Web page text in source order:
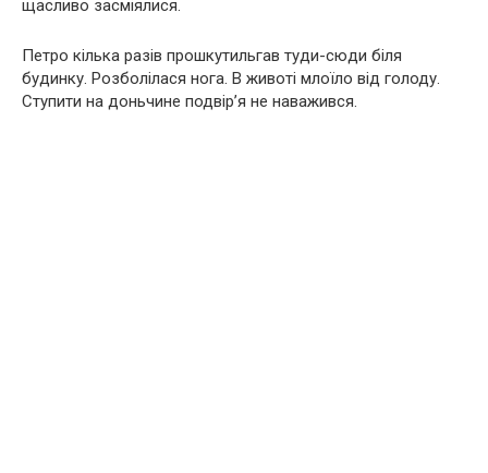
щасливо засміялися.
Петро кілька разів прошкутильгав туди-сюди біля
будинку. Розболілася нога. В животі млоїло від голоду.
Ступити на доньчине подвір’я не наважився.